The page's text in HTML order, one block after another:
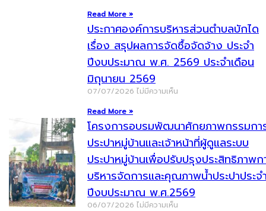
Read More »
ประกาศองค์การบริหารส่วนตำบลบักได
เรื่อง สรุปผลการจัดซื้อจัดจ้าง ประจำ
ปีงบประมาณ พ.ศ. 2569 ประจำเดือน
มิถุนายน 2569
07/07/2026 ไม่มีความเห็น
Read More »
โครงการอบรมพัฒนาศักยภาพกรรมกา
ประปาหมู่บ้านและเจ้าหน้าที่ผู้ดูแลระบบ
ประปาหมู่บ้านเพื่อปรับปรุงประสิทธิภาพก
บริหารจัดการและคุณภาพน้ำประปาประจ
ปีงบประมาณ พ.ศ.2569
06/07/2026 ไม่มีความเห็น